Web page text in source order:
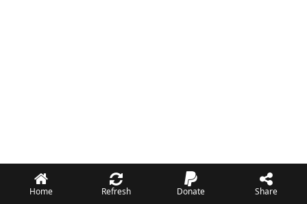
Home Refresh Donate Share